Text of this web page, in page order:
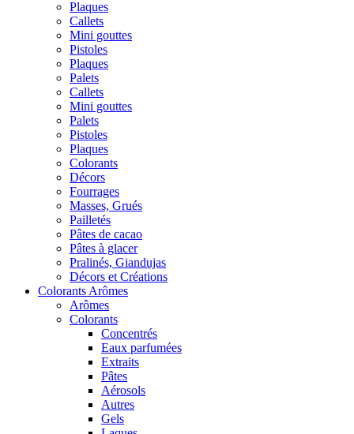
Plaques
Callets
Mini gouttes
Pistoles
Plaques
Palets
Callets
Mini gouttes
Palets
Pistoles
Plaques
Colorants
Décors
Fourrages
Masses, Grués
Pailletés
Pâtes de cacao
Pâtes à glacer
Pralinés, Giandujas
Décors et Créations
Colorants Arômes
Arômes
Colorants
Concentrés
Eaux parfumées
Extraits
Pâtes
Aérosols
Autres
Gels